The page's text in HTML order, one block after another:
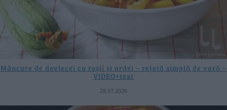
Mâncare de dovlecei cu roșii și ardei – rețetă simplă de vară –
VIDEO+text
28.07.2026